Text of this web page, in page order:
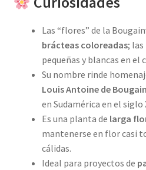
Las “flores” de la
brácteas coloreadas; las
pequeñas y blancas en el
Su nombre rinde
Louis Antoine de
en Sudamérica en el siglo
Es una planta de larga
mantenerse en flor casi
cálidas.
Ideal para proyectos de